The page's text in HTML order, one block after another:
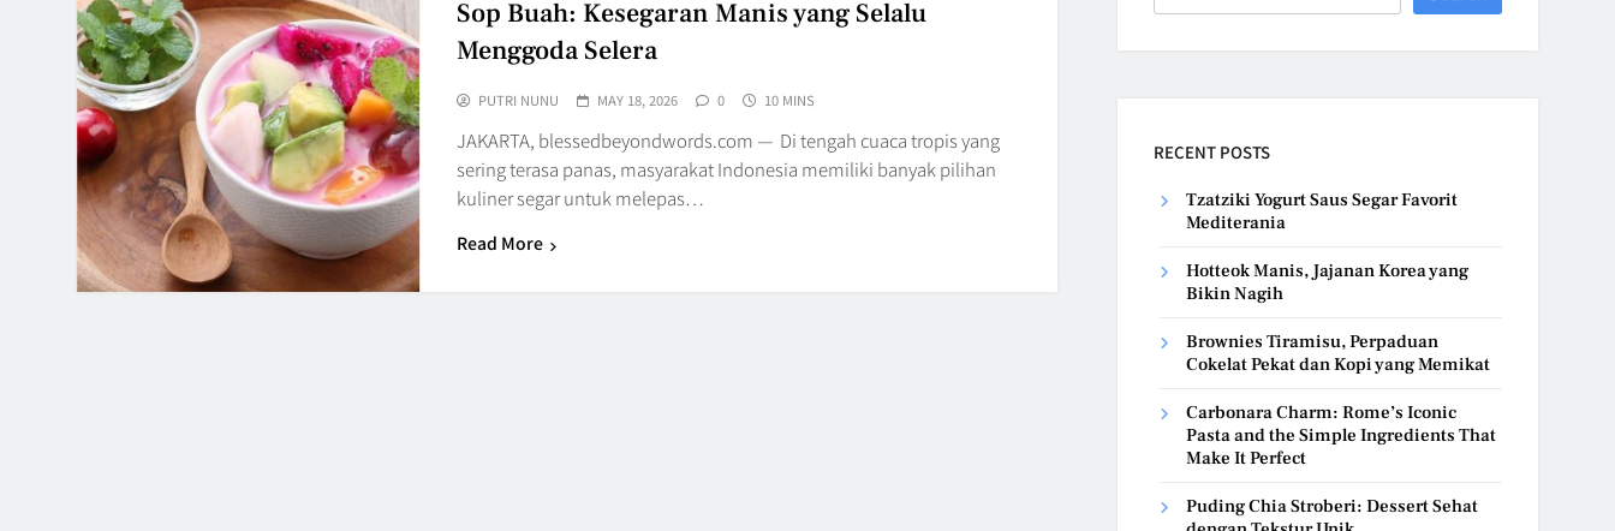
Sop Buah: Kesegaran Manis yang Selalu
Menggoda Selera
PUTRI NUNU MAY 18, 2026 0 10 MINS
JAKARTA, blessedbeyondwords.com — Di tengah cuaca tropis yang
sering terasa panas, masyarakat Indonesia memiliki banyak pilihan
kuliner segar untuk melepas…
Read More
RECENT POSTS
Tzatziki Yogurt Saus Segar Favorit
Mediterania
Hotteok Manis, Jajanan Korea yang
Bikin Nagih
Brownies Tiramisu, Perpaduan
Cokelat Pekat dan Kopi yang Memikat
Carbonara Charm: Rome’s Iconic
Pasta and the Simple Ingredients That
Make It Perfect
Puding Chia Stroberi: Dessert Sehat